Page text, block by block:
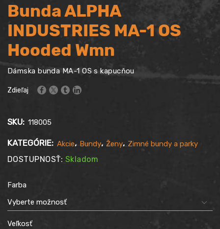
Bunda ALPHA
INDUSTRIES MA-1 OS
Hooded Wmn
Dámska bunda MA-1 OS s kapucňou
Zdieľaj
SKU: 118005
KATEGÓRIE: Akcie, Bundy, Ženy, Zimné bundy a parky
DOSTUPNOSŤ: Skladom
Farba
Veľkosť